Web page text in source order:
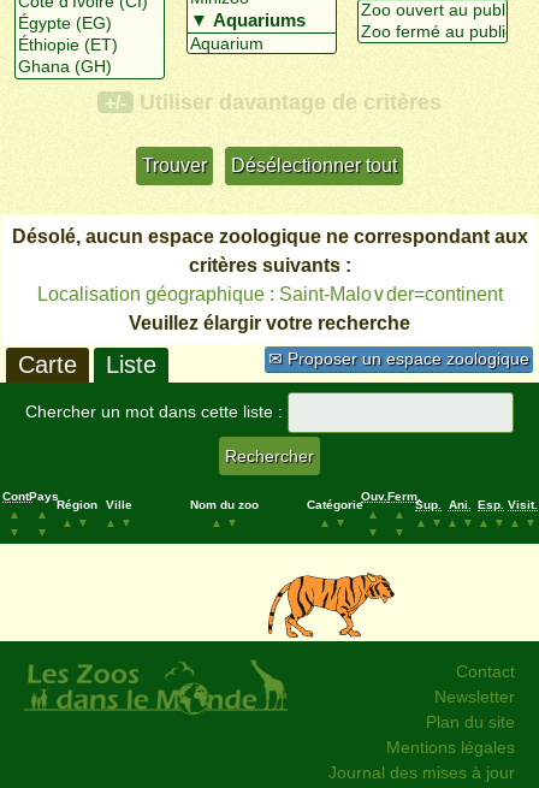
+/- Utiliser davantage de critères
Désolé, aucun espace zoologique ne correspondant aux
critères suivants :
Localisation géographique : Saint-Malo∨der=continent
Veuillez élargir votre recherche
✉ Proposer un espace zoologique
Carte Liste
Chercher un mot dans cette liste :
Cont.
▲
▼
Pays
▲
▼
Région
▲
▼
Ville
▲
▼
Nom du zoo
▲
▼
Catégorie
▲
▼
Ouv.
▲
▼
Ferm.
▲
▼
Sup.
▲
▼
Ani.
▲
▼
Esp.
▲
▼
Visit.
▲
▼
Contact
Newsletter
Plan du site
Mentions légales
Journal des mises à jour